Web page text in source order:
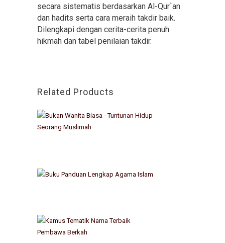
secara sistematis berdasarkan Al-Qur`an
dan hadits serta cara meraih takdir baik.
Dilengkapi dengan cerita-cerita penuh
hikmah dan tabel penilaian takdir.
Related Products